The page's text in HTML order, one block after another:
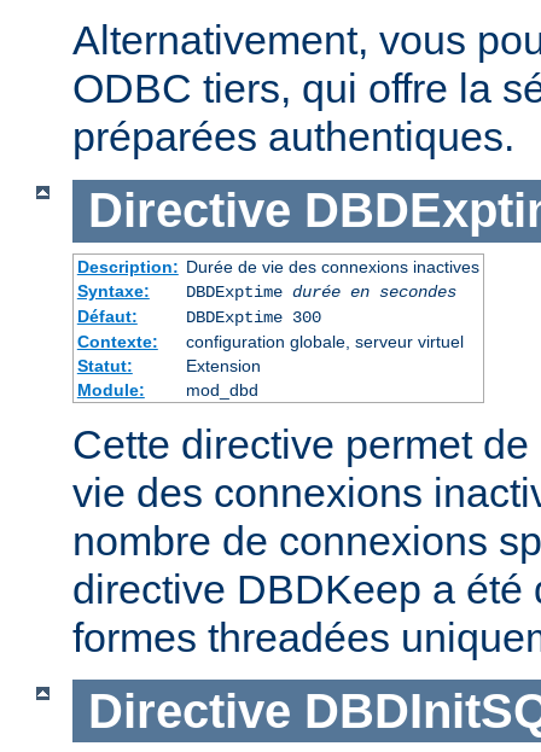
Alternativement, vous
ODBC tiers, qui offre la
préparées authentiques.
Directive
Description: Durée de vie des connexions inactives
Syntaxe:
DBDExptime durée en secondes
Défaut:
DBDExptime 300
Contexte:
configuration globale, serveur virtuel
Statut:
Extension
Module:
mod_dbd
Cette directive permet
vie des connexions
nombre de connexions
directive DBDKeep a été
formes threadées
Directive